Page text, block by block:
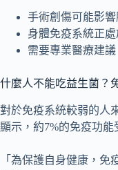
手術創傷可能影
身體免疫系統正
需要專業醫療建議
什麼人不能吃益生菌？
對於免疫系統較弱的人
顯示，約7%的免疫功能
「為保護自身健康，